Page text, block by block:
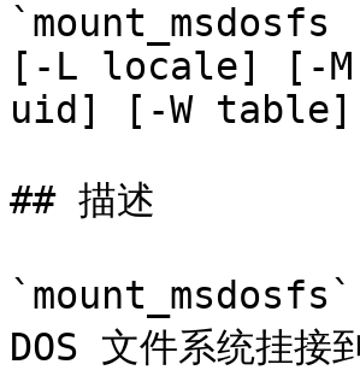
[-L locale] [-
uid] [-W table]
## 描述
DOS 文件系统挂